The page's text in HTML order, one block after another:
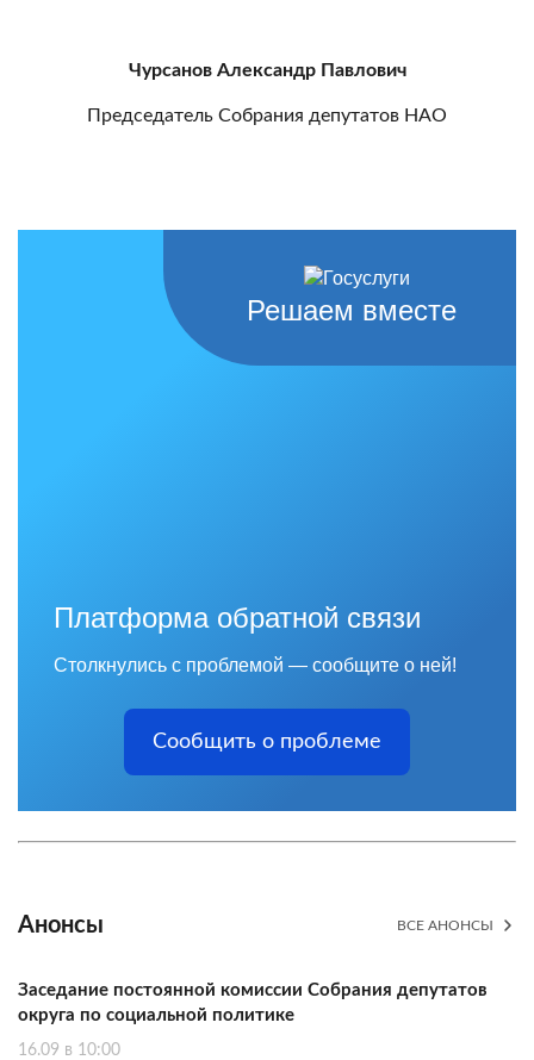
Чурсанов Александр Павлович
Председатель Собрания депутатов НАО
Решаем вместе
Платформа обратной связи
Столкнулись с проблемой — сообщите о ней!
Сообщить о проблеме
Анонсы ВСЕ АНОНСЫ
Заседание постоянной комиссии Собрания депутатов
округа по социальной политике
16.09 в 10:00